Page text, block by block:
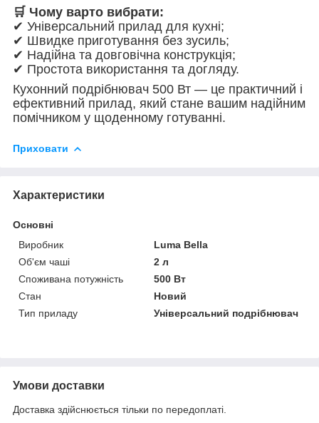
🛒 Чому варто вибрати:
✔ Універсальний прилад для кухні;
✔ Швидке приготування без зусиль;
✔ Надійна та довговічна конструкція;
✔ Простота використання та догляду.
Кухонний подрібнювач 500 Вт — це практичний і
ефективний прилад, який стане вашим надійним
помічником у щоденному готуванні.
Приховати
Характеристики
Основні
Виробник
Luma Bella
Об'єм чаші
2 л
Споживана потужність
500 Вт
Стан
Новий
Тип приладу
Універсальний подрібнювач
Умови доставки
Доставка здійснюється тільки по передоплаті.